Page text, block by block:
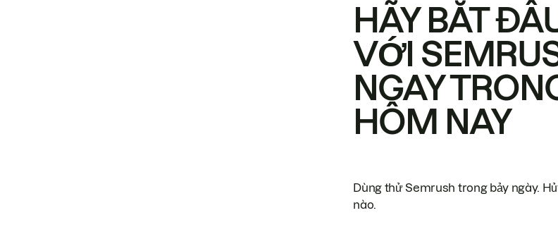
HÃY BẮT
VỚI
NGAY
HÔM NAY
Dùng thử Semrush trong bảy ngày.
nào.